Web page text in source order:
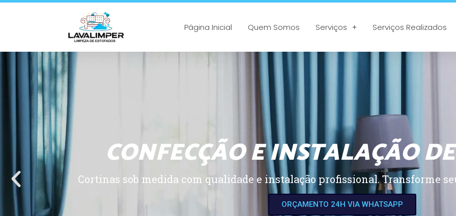
Página Inicial Quem Somos Serviços Serviços Realizados
CONFECÇÃO E INSTALAÇÃO
Cortinas sob medida com qualidade e instalação profissional. Transforme
ORÇAMENTO 24H VIA WHATSAPP